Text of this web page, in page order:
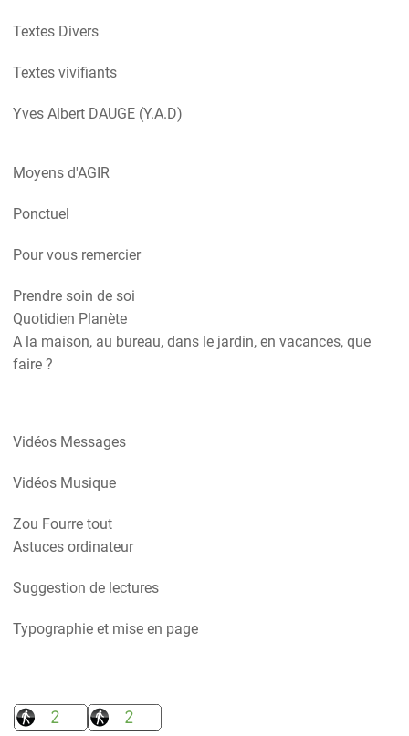
Textes Divers
Textes vivifiants
Yves Albert DAUGE (Y.A.D)
Moyens d'AGIR
Ponctuel
Pour vous remercier
Prendre soin de soi
Quotidien Planète
A la maison, au bureau, dans le jardin, en vacances, que
faire ?
Vidéos Messages
Vidéos Musique
Zou Fourre tout
Astuces ordinateur
Suggestion de lectures
Typographie et mise en page